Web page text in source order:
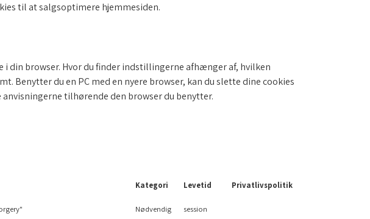
til at salgsoptimere hjemmesiden.
din browser. Hvor du finder indstillingerne afhænger af, hvilken
Benytter du en PC med en nyere browser, kan du slette dine cookies
anvisningerne tilhørende den browser du benytter.
Kategori Levetid Privatlivspolitik
Nødvendig session